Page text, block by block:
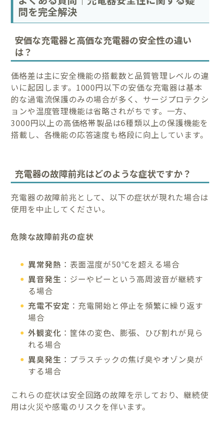
問を完全解決
安価な充電器と高価な充電器の安全性の違い
は？
価格差は主に安全機能の搭載数と品質管理レベルの違
いに起因します。1000円以下の安価な充電器は基本
的な過電流保護のみの場合が多く、サージプロテクシ
ョンや温度管理機能は省略されがちです。一方、
3000円以上の高価格帯製品は6種類以上の保護機能を
搭載し、各機能の応答速度も格段に向上しています。
充電器の故障前兆はどのような症状ですか？
充電器の故障前兆として、以下の症状が現れた場合は
使用を中止してください。
危険な故障前兆の症状
異常発熱 ：表面温度が50℃を超える場合
異音発生 ：ジーやピーという高周波音が継続す
る場合
充電不安定 ：充電開始と停止を頻繁に繰り返す
場合
外観変化 ：筐体の変色、膨張、ひび割れが見ら
れる場合
異臭発生 ：プラスチックの焦げ臭やオゾン臭が
する場合
これらの症状は安全回路の故障を示しており、継続使
用は火災や感電のリスクを伴います。